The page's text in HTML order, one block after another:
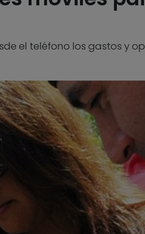
el teléfono los gastos y